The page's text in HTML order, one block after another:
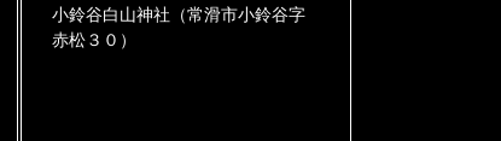
小鈴谷白山神社（常滑市小鈴谷字
赤松３０）